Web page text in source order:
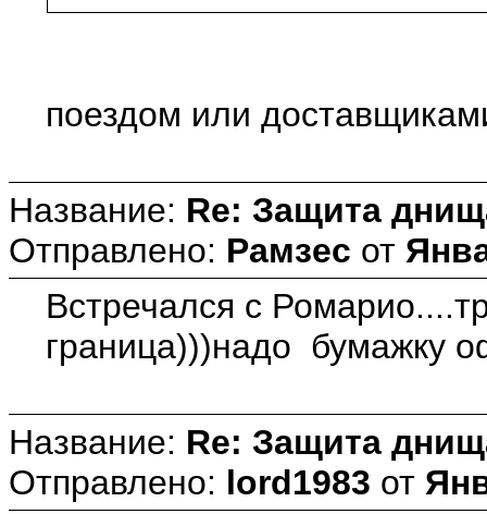
поездом или
Название: Re: Защита
Отправлено: Рамзес от
Встречался с
граница)))надо бумажку
Название: Re: Защита
Отправлено: lord1983 от